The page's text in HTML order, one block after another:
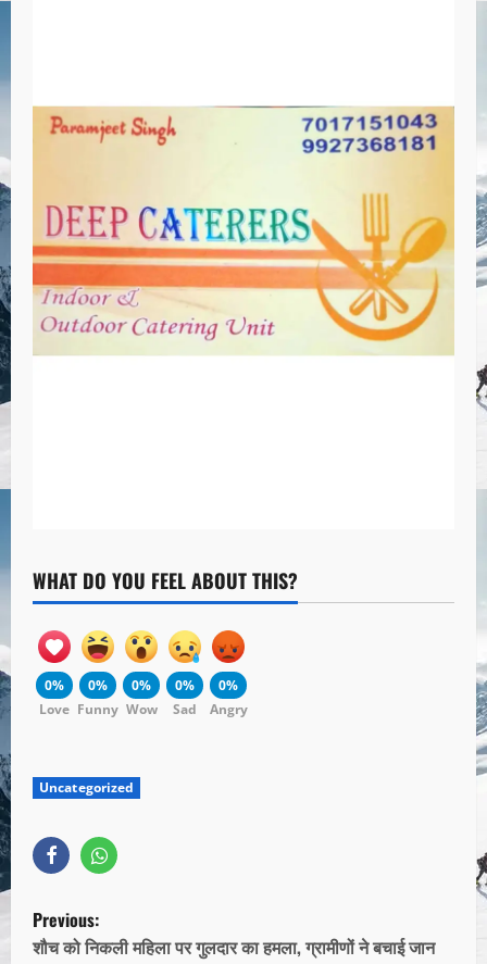
WHAT DO YOU FEEL ABOUT THIS?
0%
Love
0%
Funny
0%
Wow
0%
Sad
0%
Angry
Uncategorized
Previous:
शौच को निकली महिला पर गुलदार का हमला, ग्रामीणों ने बचाई जान